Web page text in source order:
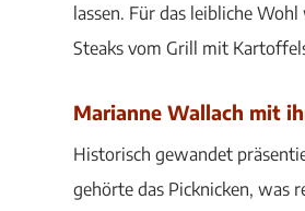
lassen. Für das leibliche
Steaks vom Grill mit
Marianne Wallach mit
Historisch gewandet
gehörte das Picknicken, was